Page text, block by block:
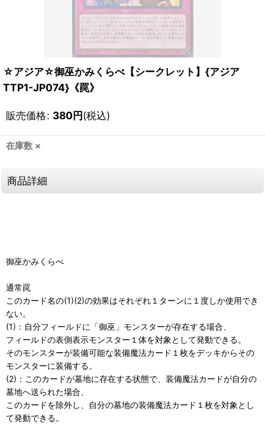
☆アジア☆御巫かみくらべ【シークレット】{アジア
TTP1-JP074}《罠》
販売価格: 380円(税込)
在庫数 ×
商品詳細
御巫かみくらべ
通常罠
このカード名の(1)(2)の効果はそれぞれ１ターンに１度しか使用でき
ない。
(1)：自分フィールドに「御巫」モンスターが存在する場合、
フィールドの表側表示モンスター１体を対象として発動できる。
そのモンスターが装備可能な装備魔法カード１枚をデッキからその
モンスターに装備する。
(2)：このカードが墓地に存在する状態で、装備魔法カードが自分の
墓地へ送られた場合、
このカードを除外し、自分の墓地の装備魔法カード１枚を対象とし
て発動できる。